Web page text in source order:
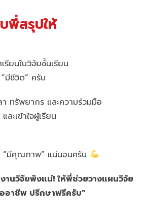
พี่สรุปให้
ยนในวิจัยชั้นเรียน
มีชีวิต” ครับ
า ทรัพยากร และความร่วมมือ
ะเข้าใจผู้เรียน
“มีคุณภาพ” แน่นอนครับ
านวิจัยพังแน่! ให้พี่ช่วยวางแผนวิจัย
อาชีพ ปรึกษาฟรีครับ”